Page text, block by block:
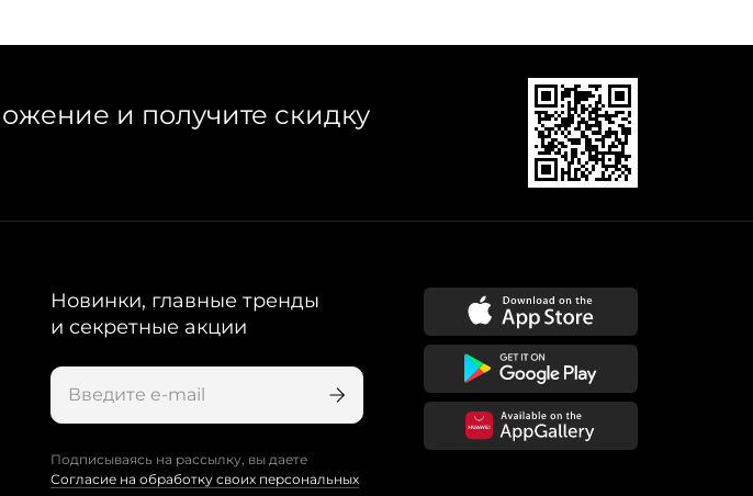
и получите скидку
Новинки, главные тренды
и секретные акции
Подписываясь на рассылку, вы даете
Согласие на обработку своих персональных